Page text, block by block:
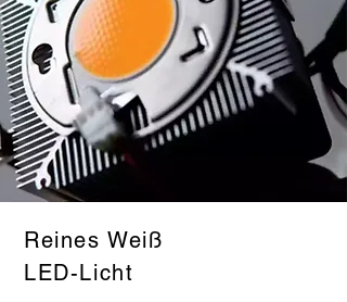
Reines Weiß
LED-Licht